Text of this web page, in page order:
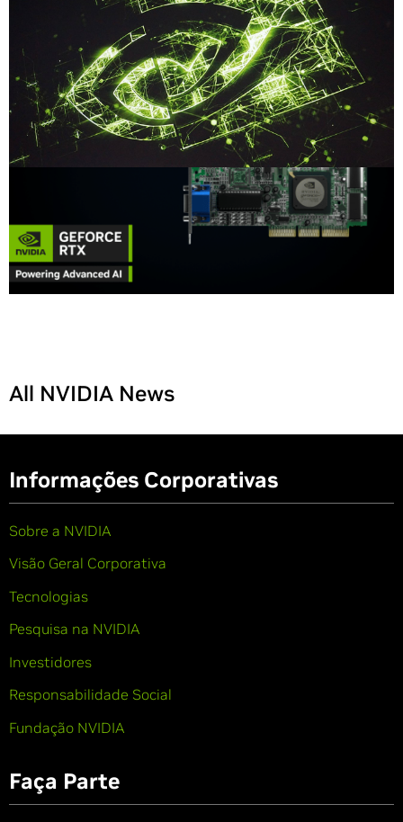
All NVIDIA News
Informações Corporativas
Sobre a NVIDIA
Visão Geral Corporativa
Tecnologias
Pesquisa na NVIDIA
Investidores
Responsabilidade Social
Fundação NVIDIA
Faça Parte